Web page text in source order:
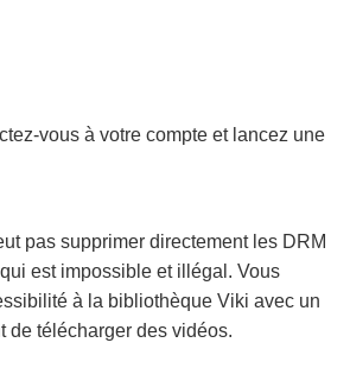
vous à votre compte et lancez une
pas supprimer directement les DRM
est impossible et illégal. Vous
à la bibliothèque Viki avec un
de télécharger des vidéos.